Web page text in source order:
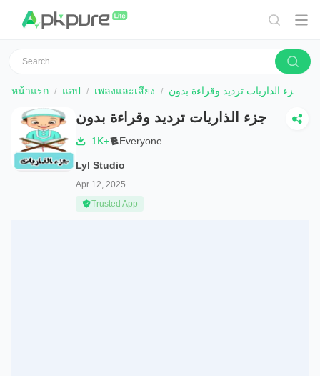
หน้าแรก แอป เพลงและเสียง جزء الذاريات ترديد وقراءة بدون
جزء الذاريات ترديد وقراءة بدون
1K+ Everyone
Lyl Studio
Apr 12, 2025
Trusted App